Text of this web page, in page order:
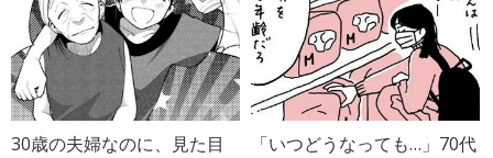
30歳の夫婦なのに、見た目
「いつどうなっても…」70代